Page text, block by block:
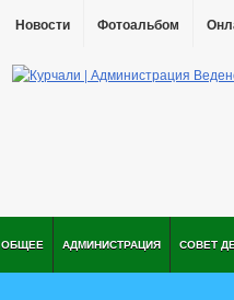
Новости Фотоальбом
ОБЩЕЕ АДМИНИСТРАЦИЯ СОВЕТ